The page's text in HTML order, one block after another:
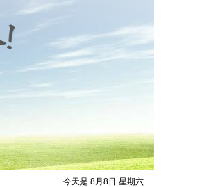
今天是 8月8日 星期六